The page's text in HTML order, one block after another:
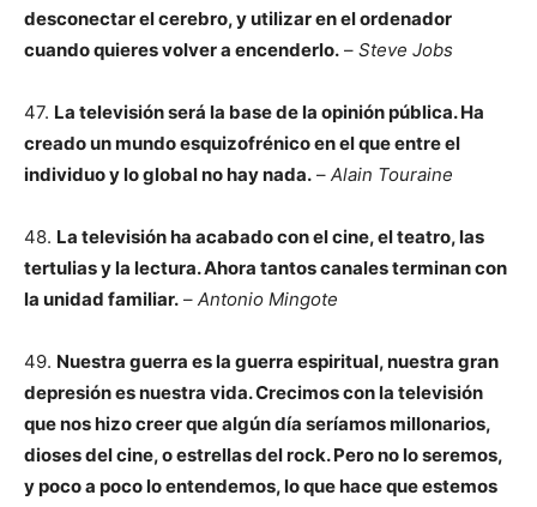
desconectar el cerebro, y utilizar en el ordenador
cuando quieres volver a encenderlo. – Steve Jobs
47. La televisión será la base de la opinión pública. Ha
creado un mundo esquizofrénico en el que entre el
individuo y lo global no hay nada. – Alain Touraine
48. La televisión ha acabado con el cine, el teatro, las
tertulias y la lectura. Ahora tantos canales terminan con
la unidad familiar. – Antonio Mingote
49. Nuestra guerra es la guerra espiritual, nuestra gran
depresión es nuestra vida. Crecimos con la televisión
que nos hizo creer que algún día seríamos millonarios,
dioses del cine, o estrellas del rock. Pero no lo seremos,
y poco a poco lo entendemos, lo que hace que estemos